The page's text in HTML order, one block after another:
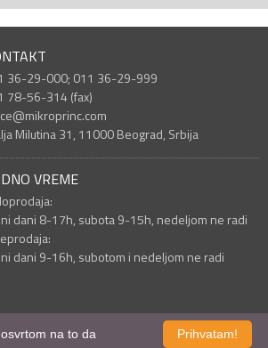
36-29-000; 011 36-29-999
78-56-314 (fax)
Milutina 31, 11000 Beograd, Srbija
VREME
dani 8-17h, subota 9-15h, nedeljom ne radi
dani 9-16h, subotom i nedeljom ne radi
Prihvatam!
na to da